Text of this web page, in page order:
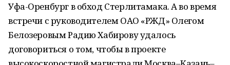
Уфа-Оренбург в обход Стерлитамака. А во время
встречи с руководителем ОАО «РЖД» Олегом
Белозеровым Радию Хабирову удалось
договориться о том, чтобы в проекте